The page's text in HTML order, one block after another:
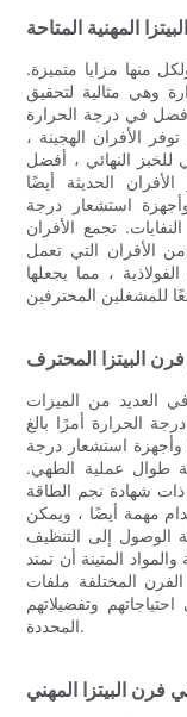
المهنية المتاحة
منها مزايا متميزة.
وهي مثالية لتحقيق
أفضل في درجة الحرارة
الأفران الهجينة ،
للخبز النهائي ، أفضل
الحديثة أيضًا
استشعار درجة
تجمع الأفران
الأفران التي تعمل
، مما يجعلها
البيتزا المحترف
العديد من الميزات
الحرارة أمرًا بالغ
وأجهزة استشعار درجة
طوال عملية الطهي.
شهادة نجم الطاقة
مهمة أيضًا ، ويمكن
الوصول إلى التنظيف
المتينة أن تمتد
المختلفة ملفات
وتفضيلاتهم
المحددة.
فرن البيتزا المهني